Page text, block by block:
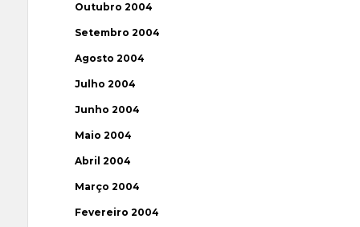
Outubro 2004
Setembro 2004
Agosto 2004
Julho 2004
Junho 2004
Maio 2004
Abril 2004
Março 2004
Fevereiro 2004